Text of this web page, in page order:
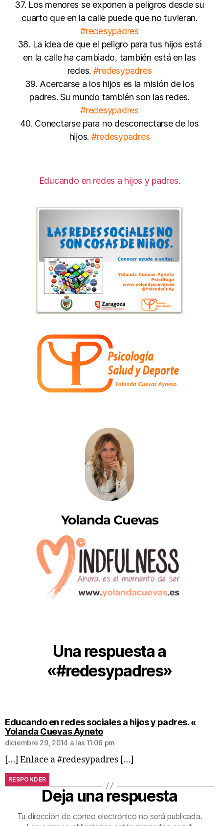
37. Los menores se exponen a peligros desde su
cuarto que en la calle puede que no tuvieran.
#redesypadres
38. La idea de que el peligro para tus hijos está
en la calle ha cambiado, también está en las
redes. #redesypadres
39. Acercarse a los hijos es la misión de los
padres. Su mundo también son las redes.
#redesypadres
40. Conectarse para no desconectarse de los
hijos. #redesypadres
Educando en redes a hijos y padres.
Yolanda Cuevas
Una respuesta a
«#redesypadres»
Educando en redes sociales a hijos y padres. «
Yolanda Cuevas Ayneto
diciembre 29, 2014 a las 11:06 pm
[…] Enlace a #redesypadres […]
RESPONDER
Deja una respuesta
Tu dirección de correo electrónico no será publicada.